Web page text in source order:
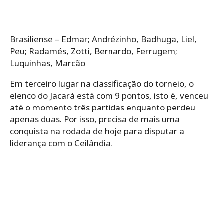
Brasiliense – Edmar; Andrézinho, Badhuga, Liel,
Peu; Radamés, Zotti, Bernardo, Ferrugem;
Luquinhas, Marcão
Em terceiro lugar na classificação do torneio, o
elenco do Jacará está com 9 pontos, isto é, venceu
até o momento três partidas enquanto perdeu
apenas duas. Por isso, precisa de mais uma
conquista na rodada de hoje para disputar a
liderança com o Ceilândia.